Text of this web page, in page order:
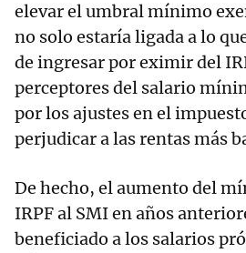
elevar el umbral mínimo
no solo estaría ligada a lo
de ingresar por eximir del
perceptores del salario
por los ajustes en el
perjudicar a las rentas más
De hecho, el aumento del
IRPF al SMI en años
beneficiado a los salarios